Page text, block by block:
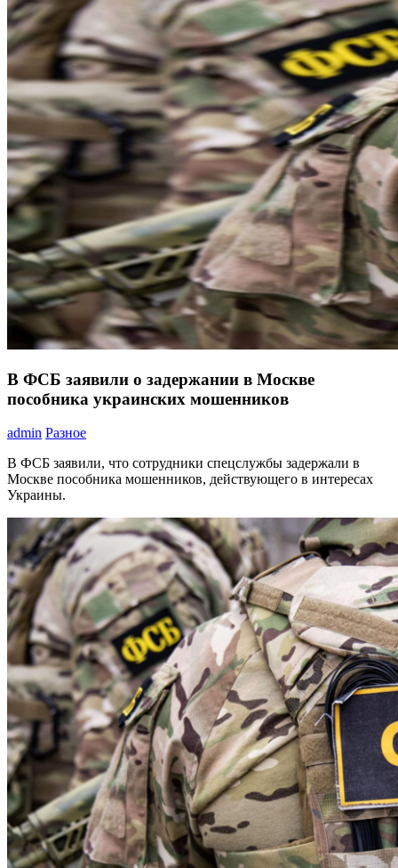
В ФСБ заявили о задержании в Москве
пособника украинских мошенников
admin Разное
В ФСБ заявили, что сотрудники спецслужбы задержали в
Москве пособника мошенников, действующего в интересах
Украины.